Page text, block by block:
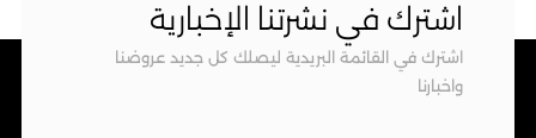
اشترك في نشرتنا الإخبارية
اشترك في القائمة البريدية ليصلك كل جديد عروضنا
واخبارنا